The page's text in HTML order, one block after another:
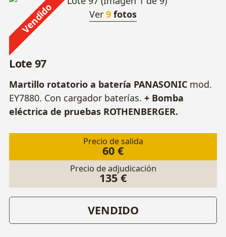
Vendido Ver 9 fotos
Lote 97
Martillo rotatorio a batería PANASONIC mod.
EY7880. Con cargador baterías. + Bomba
eléctrica de pruebas ROTHENBERGER.
Precio de salida
60 €
Precio de adjudicación
135 €
VENDIDO